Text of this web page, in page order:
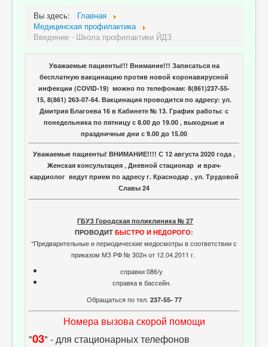
Вы здесь:
Главная
Медицинская профилактика
Введение - Школа профилактики ЙДЗ
Уважаемые пациенты!!! Внимание!!! Записаться на
бесплатную вакцинацию против новой коронавирусной
инфекции (COVID-19) можно по телефонам: 8(861)237-55-
15, 8(861) 263-07-64. Вакцинация проводится по адресу: ул.
Дмитрия Благоева 16 в Кабинете № 13. График работы: с
понедельника по пятницу с 8.00 до 19.00 , выходные и
праздничные дни с 9.00 до 15.00
Уважаемые пациенты! ВНИМАНИЕ!!!! С 12 августа 2020 года ,
Женская консультация , Дневной стационар и врач-
кардиолог ведут прием по адресу г. Краснодар , ул. Трудовой
Славы 24
ГБУЗ Городская поликлиника № 27
ПРОВОДИТ БЫСТРО И НЕДОРОГО:
*Предварительные и периодические медосмотры в соответствии с
приказом МЗ РФ № 302н от 12.04.2011 г.
справки 086/у
справка в бассейн.
Обращаться по тел. 237-55- 77
Номера вызова скорой помощи
"03" - для стационарных телефонов